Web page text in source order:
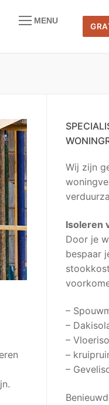
MENU
Wij zijn
Isoleren
Door je
bespaar
–
–
–
–
–